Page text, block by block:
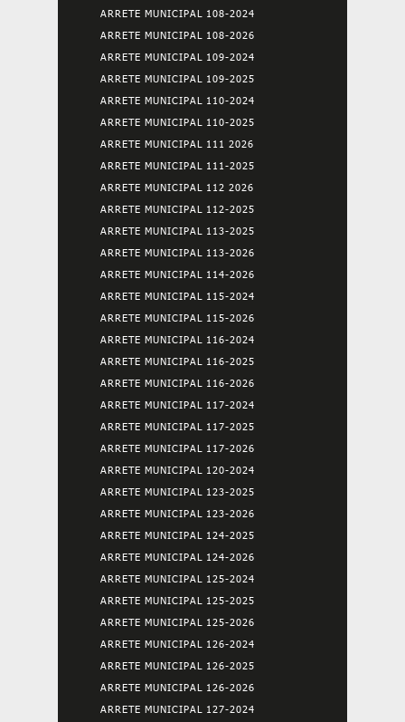
ARRETE MUNICIPAL 108-2024
ARRETE MUNICIPAL 108-2026
ARRETE MUNICIPAL 109-2024
ARRETE MUNICIPAL 109-2025
ARRETE MUNICIPAL 110-2024
ARRETE MUNICIPAL 110-2025
ARRETE MUNICIPAL 111 2026
ARRETE MUNICIPAL 111-2025
ARRETE MUNICIPAL 112 2026
ARRETE MUNICIPAL 112-2025
ARRETE MUNICIPAL 113-2025
ARRETE MUNICIPAL 113-2026
ARRETE MUNICIPAL 114-2026
ARRETE MUNICIPAL 115-2024
ARRETE MUNICIPAL 115-2026
ARRETE MUNICIPAL 116-2024
ARRETE MUNICIPAL 116-2025
ARRETE MUNICIPAL 116-2026
ARRETE MUNICIPAL 117-2024
ARRETE MUNICIPAL 117-2025
ARRETE MUNICIPAL 117-2026
ARRETE MUNICIPAL 120-2024
ARRETE MUNICIPAL 123-2025
ARRETE MUNICIPAL 123-2026
ARRETE MUNICIPAL 124-2025
ARRETE MUNICIPAL 124-2026
ARRETE MUNICIPAL 125-2024
ARRETE MUNICIPAL 125-2025
ARRETE MUNICIPAL 125-2026
ARRETE MUNICIPAL 126-2024
ARRETE MUNICIPAL 126-2025
ARRETE MUNICIPAL 126-2026
ARRETE MUNICIPAL 127-2024